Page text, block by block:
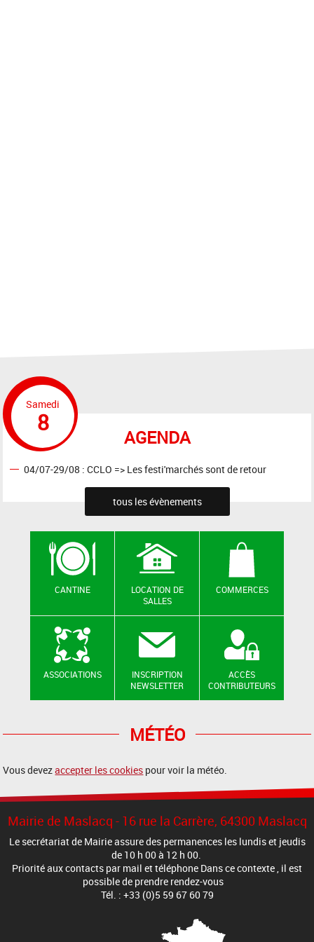
AGENDA
Samedi
8
04/07-29/08 : CCLO => Les festi'marchés sont de retour
tous les évènements
CANTINE
LOCATION DE
SALLES
COMMERCES
ASSOCIATIONS
INSCRIPTION
NEWSLETTER
ACCÈS
CONTRIBUTEURS
MÉTÉO
Vous devezaccepter les cookies pour voir la météo.
Mairie de Maslacq - 16 rue la Carrère, 64300 Maslacq
Le secrétariat de Mairie assure des permanences les lundis et jeudis
de 10 h 00 à 12 h 00.
Priorité aux contacts par mail et téléphone Dans ce contexte , il est
possible de prendre rendez-vous
Tél. : +33 (0)5 59 67 60 79